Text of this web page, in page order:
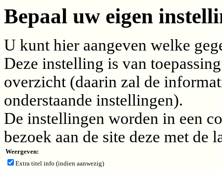
Bepaal uw eigen
U kunt hier aangeven welke
Deze instelling is van
overzicht (daarin zal de
onderstaande instellingen).
De instellingen worden in een
bezoek aan de site deze met de
Weergeven:
Extra titel info (indien aanwezig)